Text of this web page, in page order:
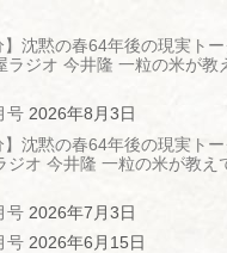
】沈黙の春64年後の現実ト
ジオ 今井隆 一粒の米が教
号 2026年8月3日
】沈黙の春64年後の現実ト
ジオ 今井隆 一粒の米が教え
号 2026年7月3日
号 2026年6月15日